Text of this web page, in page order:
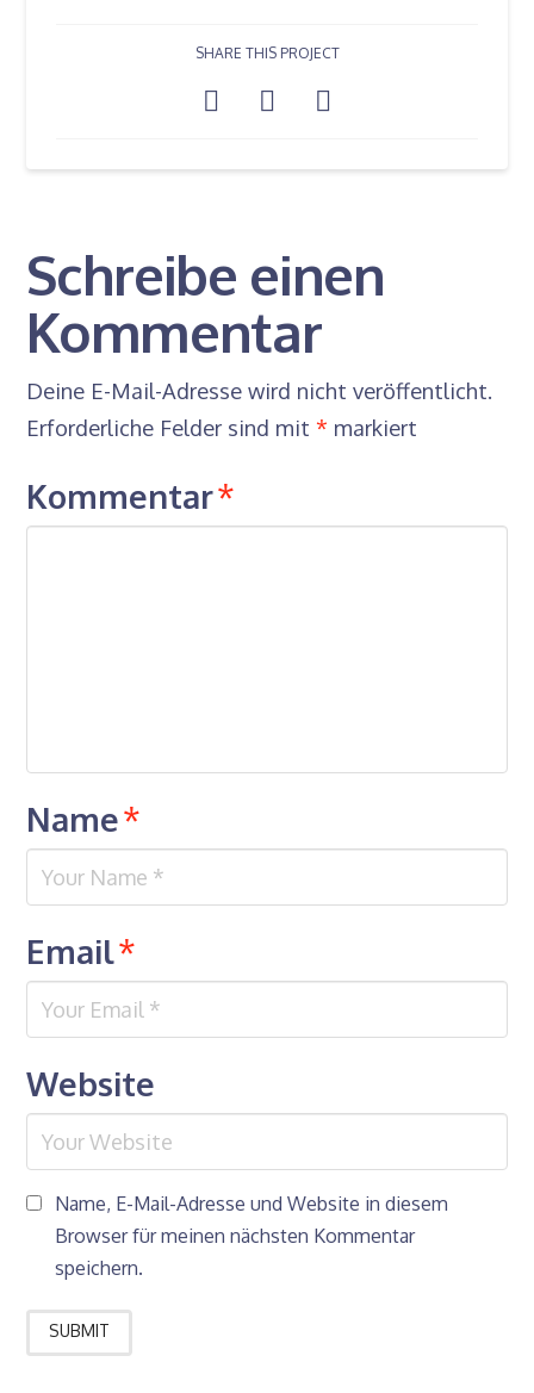
SHARE THIS PROJECT
Schreibe einen
Kommentar
Deine E-Mail-Adresse wird nicht veröffentlicht.
Erforderliche Felder sind mit * markiert
Kommentar*
Name*
Email*
Website
Name, E-Mail-Adresse und Website in diesem
Browser für meinen nächsten Kommentar
speichern.